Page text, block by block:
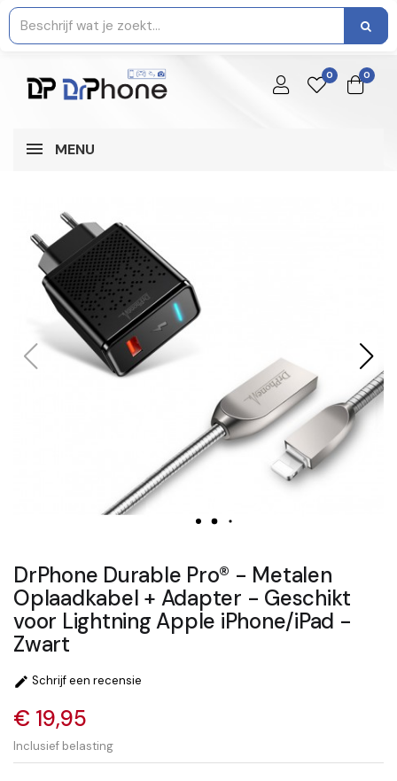
0 0
MENU
DrPhone Durable Pro® - Metalen
Oplaadkabel + Adapter - Geschikt
voor Lightning Apple iPhone/iPad -
Zwart
 Schrijf een recensie
€ 19,95
Inclusief belasting